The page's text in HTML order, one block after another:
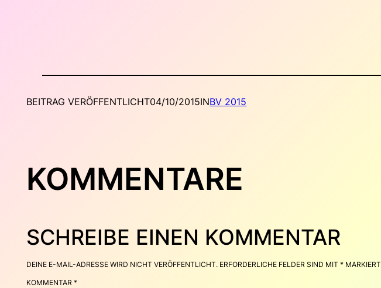
BEITRAG VERÖFFENTLICHT04/10/2015INBV 2015
KOMMENTARE
SCHREIBE EINEN KOMMENTAR
DEINE E-MAIL-ADRESSE WIRD NICHT VERÖFFENTLICHT. ERFORDERLICHE FELDER SIND MIT* MARKIERT
KOMMENTAR*